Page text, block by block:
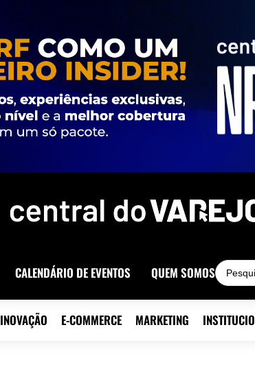
CALENDÁRIO DE EVENTOS QUEM SOMOS
INOVAÇÃO E-COMMERCE MARKETING